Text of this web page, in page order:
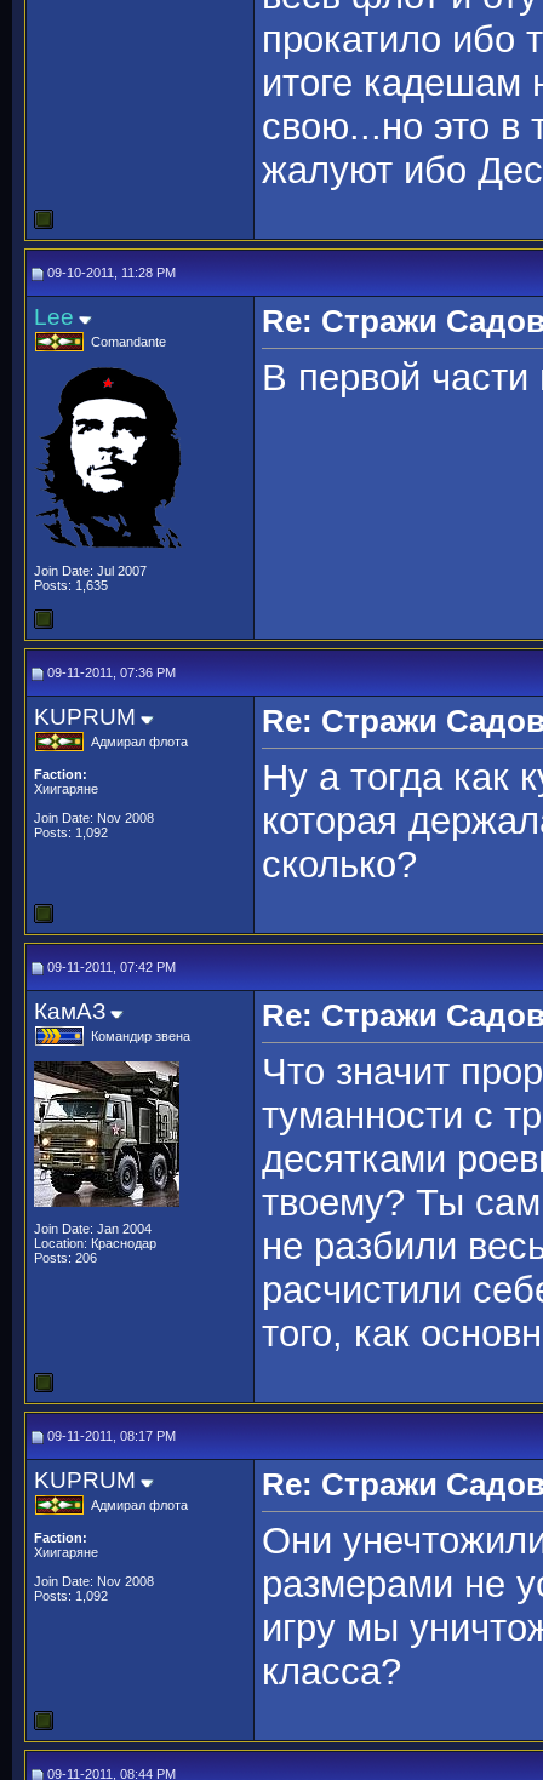
прокатило ибо
итоге кадешам
свою...но это в
жалуют ибо
09-10-2011, 11:28 PM
Lee
Comandante
Join Date: Jul 2007
Posts: 1,635
Re: Стражи
В первой части
09-11-2011, 07:36 PM
KUPRUM
Адмирал флота
Faction:
Хиигаряне
Join Date: Nov 2008
Posts: 1,092
Re: Стражи
Ну а тогда как
которая
сколько?
09-11-2011, 07:42 PM
КамАЗ
Командир звена
Join Date: Jan 2004
Location: Краснодар
Posts: 206
Re: Стражи
Что значит
туманности с
десятками
твоему? Ты
не разбили
расчистили
того, как
09-11-2011, 08:17 PM
KUPRUM
Адмирал флота
Faction:
Хиигаряне
Join Date: Nov 2008
Posts: 1,092
Re: Стражи
Они
размерами не
игру мы
класса?
09-11-2011, 08:44 PM